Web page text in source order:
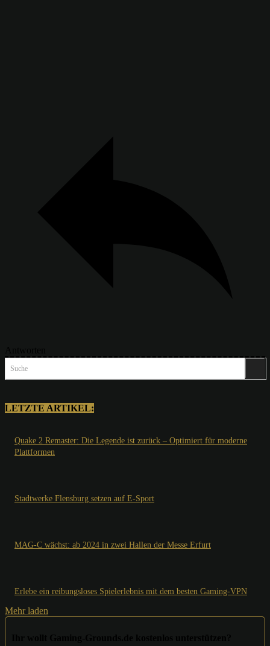
Suche
LETZTE ARTIKEL:
Quake 2 Remaster: Die Legende ist zurück – Optimiert für moderne
Plattformen
Stadtwerke Flensburg setzen auf E-Sport
MAG-C wächst: ab 2024 in zwei Hallen der Messe Erfurt
Erlebe ein reibungsloses Spielerlebnis mit dem besten Gaming-VPN
Mehr laden